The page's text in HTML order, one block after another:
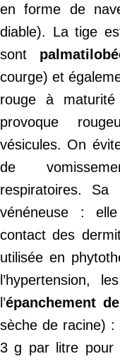
en forme de
diable). La tige
sont
courge) et
rouge à
provoque
vésicules. On
de
respiratoires.
vénéneuse :
contact des
utilisée en
l’hypertension,
l’épanchement
sèche de racine)
3 g par litre pour